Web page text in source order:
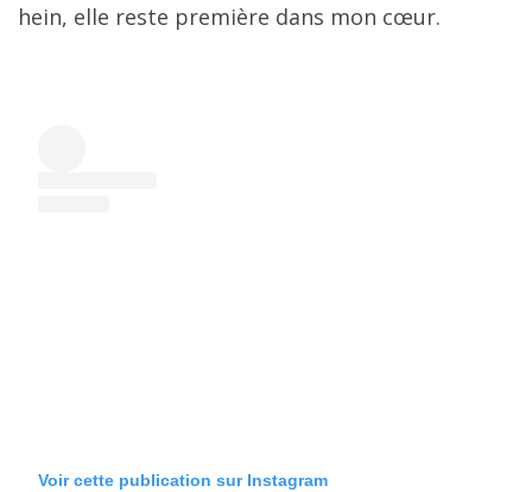
hein, elle reste première dans mon cœur.
Voir cette publication sur Instagram